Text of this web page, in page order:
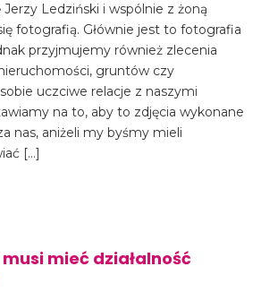
Ledziński i wspólnie z żoną
fotografią. Głównie jest to fotografia
przyjmujemy również zlecenia
gruntów czy
uczciwe relacje z naszymi
na to, aby to zdjęcia wykonane
nas, aniżeli my byśmy mieli
[…]
mieć działalność